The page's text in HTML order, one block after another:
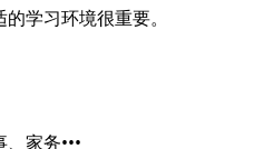
学习环境很重要。
家务•••